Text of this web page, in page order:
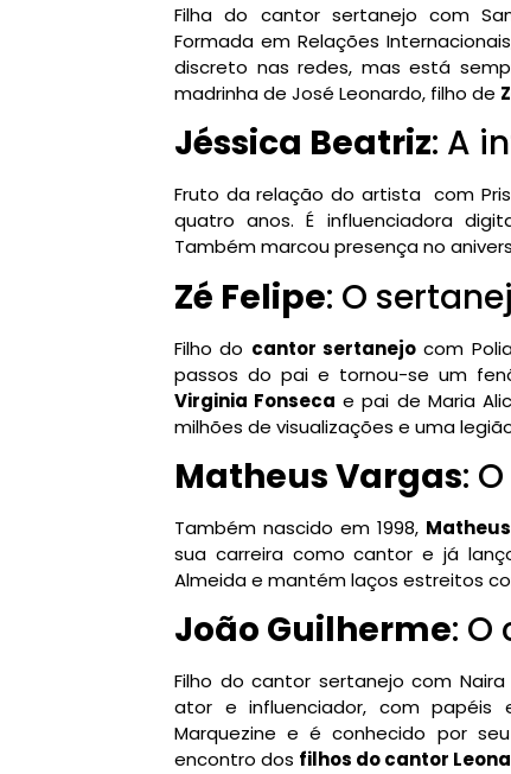
Filha do cantor sertanejo com
Formada em Relações
discreto nas redes, mas está
madrinha de José Leonardo, filho de
Jéssica Beatriz: A
Fruto da relação do artista com
quatro anos. É influenciadora
Também marcou presença no
Zé Felipe: O
Filho do cantor sertanejo com
passos do pai e tornou-se um
Virginia Fonseca e pai de Maria
milhões de visualizações e uma
Matheus Vargas:
Também nascido em 1998,
sua carreira como cantor e já
Almeida e mantém laços estreitos
João Guilherme:
Filho do cantor sertanejo com Naira
ator e influenciador, com papéis
Marquezine e é conhecido por
encontro dos filhos do cantor